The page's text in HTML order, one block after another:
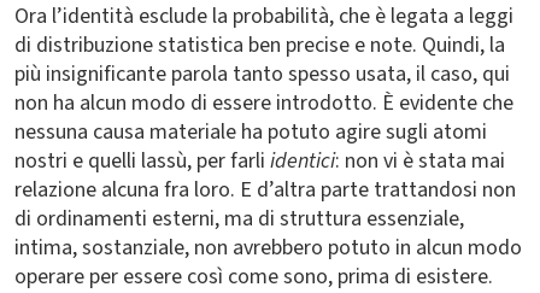
Ora l’identità esclude la probabilità, che è legata a leggi
di distribuzione statistica ben precise e note. Quindi, la
più insignificante parola tanto spesso usata, il caso, qui
non ha alcun modo di essere introdotto. È evidente che
nessuna causa materiale ha potuto agire sugli atomi
nostri e quelli lassù, per farli identici: non vi è stata mai
relazione alcuna fra loro. E d’altra parte trattandosi non
di ordinamenti esterni, ma di struttura essenziale,
intima, sostanziale, non avrebbero potuto in alcun modo
operare per essere così come sono, prima di esistere.